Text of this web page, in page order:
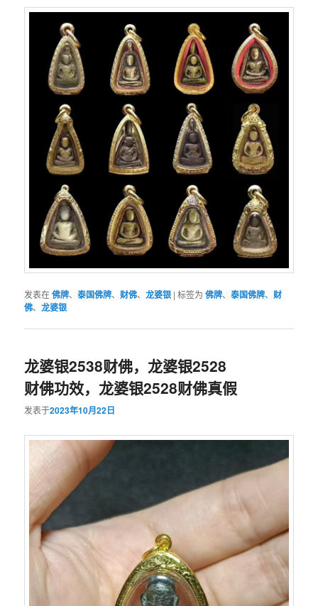
发表在佛牌、泰国佛牌、 财佛、龙婆银 |标签为 佛牌、泰国佛牌、 财
佛、龙婆银
龙婆银2538财佛，龙婆银2528
财佛功效，龙婆银2528财佛真假
发表于2023年10月22日